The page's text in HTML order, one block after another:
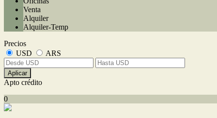
Venta
Alquiler
Alquiler-Temp
Precios
USD
ARS
Aplicar
Apto crédito
0